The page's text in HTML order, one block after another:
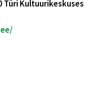
Türi Kultuurikeskuses